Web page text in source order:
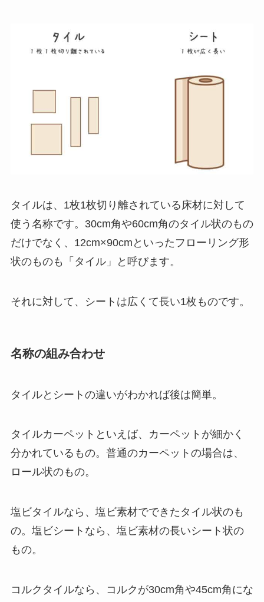
タイルは、1枚1枚切り離されている床材に対して
使う名称です。30cm角や60cm角のタイル状のもの
だけでなく、12cm×90cmといったフローリング形
状のものも「タイル」と呼びます。
それに対して、シートは広くて長い1枚ものです。
名称の組み合わせ
タイルとシートの違いがわかれば後は簡単。
タイルカーペットといえば、カーペットが細かく
分かれているもの。普通のカーペットの場合は、
ロール状のもの。
塩ビタイルなら、塩ビ素材でできたタイル状のも
の。塩ビシートなら、塩ビ素材の長いシート状の
もの。
コルクタイルなら、コルクが30cm角や45cm角にな